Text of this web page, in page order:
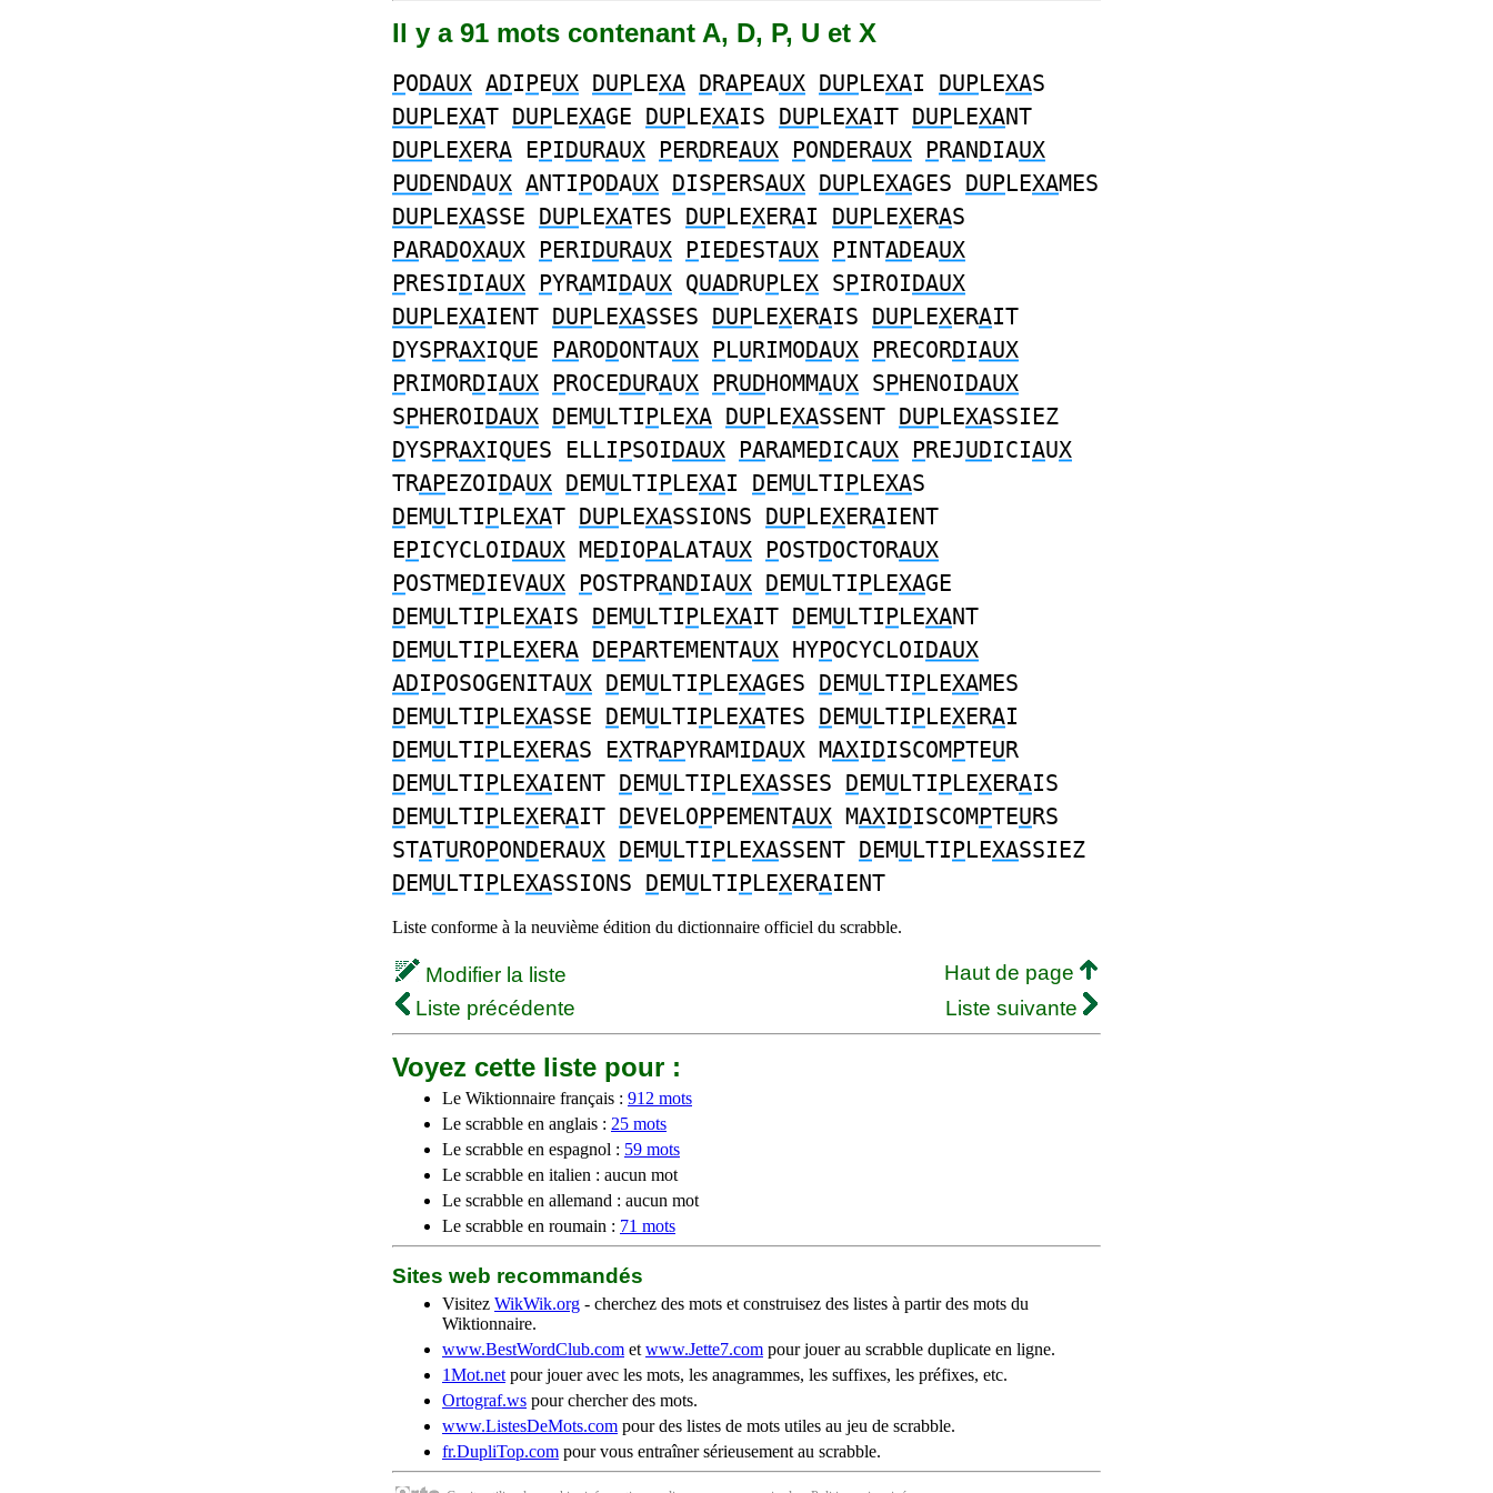
Il y a 91 mots contenant A, D, P, U et X
PODAUX ADIPEUX DUPLEXA DRAPEAUX DUPLEXAI DUPLEXAS
DUPLEXAT DUPLEXAGE DUPLEXAIS DUPLEXAIT DUPLEXANT
DUPLEXERA EPIDURAUX PERDREAUX PONDERAUX PRANDIAUX
PUDENDAUX ANTIPODAUX DISPERSAUX DUPLEXAGES DUPLEXAMES
DUPLEXASSE DUPLEXATES DUPLEXERAI DUPLEXERAS
PARADOXAUX PERIDURAUX PIEDESTAUX PINTADEAUX
PRESIDIAUX PYRAMIDAUX QUADRUPLEX SPIROIDAUX
DUPLEXAIENT DUPLEXASSES DUPLEXERAIS DUPLEXERAIT
DYSPRAXIQUE PARODONTAUX PLURIMODAUX PRECORDIAUX
PRIMORDIAUX PROCEDURAUX PRUDHOMMAUX SPHENOIDAUX
SPHEROIDAUX DEMULTIPLEXA DUPLEXASSENT DUPLEXASSIEZ
DYSPRAXIQUES ELLIPSOIDAUX PARAMEDICAUX PREJUDICIAUX
TRAPEZOIDAUX DEMULTIPLEXAI DEMULTIPLEXAS
DEMULTIPLEXAT DUPLEXASSIONS DUPLEXERAIENT
EPICYCLOIDAUX MEDIOPALATAUX POSTDOCTORAUX
POSTMEDIEVAUX POSTPRANDIAUX DEMULTIPLEXAGE
DEMULTIPLEXAIS DEMULTIPLEXAIT DEMULTIPLEXANT
DEMULTIPLEXERA DEPARTEMENTAUX HYPOCYCLOIDAUX
ADIPOSOGENITAUX DEMULTIPLEXAGES DEMULTIPLEXAMES
DEMULTIPLEXASSE DEMULTIPLEXATES DEMULTIPLEXERAI
DEMULTIPLEXERAS EXTRAPYRAMIDAUX MAXIDISCOMPTEUR
DEMULTIPLEXAIENT DEMULTIPLEXASSES DEMULTIPLEXERAIS
DEMULTIPLEXERAIT DEVELOPPEMENTAUX MAXIDISCOMPTEURS
STATUROPONDERAUX DEMULTIPLEXASSENT DEMULTIPLEXASSIEZ
DEMULTIPLEXASSIONS DEMULTIPLEXERAIENT
Liste conforme à la neuvième édition du dictionnaire officiel du scrabble.
Modifier la liste
Haut de page
Liste précédente
Liste suivante
Voyez cette liste pour :
Le Wiktionnaire français : 912 mots
Le scrabble en anglais : 25 mots
Le scrabble en espagnol : 59 mots
Le scrabble en italien : aucun mot
Le scrabble en allemand : aucun mot
Le scrabble en roumain : 71 mots
Sites web recommandés
Visitez WikWik.org - cherchez des mots et construisez des listes à partir des mots du
Wiktionnaire.
www.BestWordClub.com et www.Jette7.com pour jouer au scrabble duplicate en ligne.
1Mot.net pour jouer avec les mots, les anagrammes, les suffixes, les préfixes, etc.
Ortograf.ws pour chercher des mots.
www.ListesDeMots.com pour des listes de mots utiles au jeu de scrabble.
fr.DupliTop.com pour vous entraîner sérieusement au scrabble.